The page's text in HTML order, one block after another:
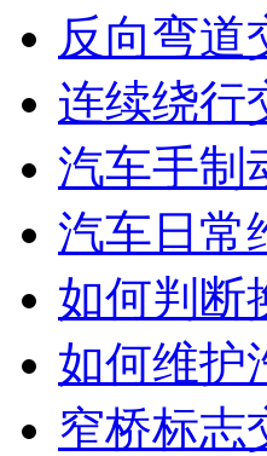
反向弯道
连续绕行
汽车手制
汽车日常
如何判断
如何维护
窄桥标志